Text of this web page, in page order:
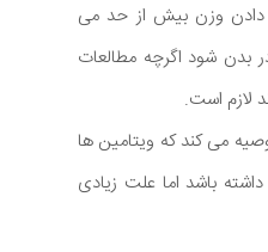
وزن بیش از حد می
بدن شود اگرچه مطالعات
لازم است.
می کند که ویتامین ها
باشد اما علت زیادی